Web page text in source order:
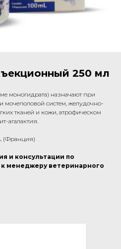
250 мл
моногидрата) назначают при
мочеполовой систем, желудочно-
тканей и кожи, атрофическом
агалактия.
(Франция)
и консультации по
менеджеру ветеринарного